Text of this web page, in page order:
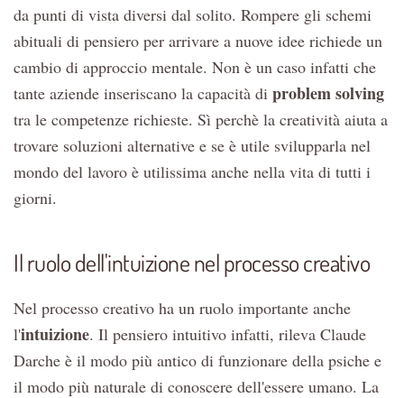
da punti di vista diversi dal solito. Rompere gli schemi
abituali di pensiero per arrivare a nuove idee richiede un
cambio di approccio mentale. Non è un caso infatti che
tante aziende inseriscano la capacità di problem solving
tra le competenze richieste. Sì perchè la creatività aiuta a
trovare soluzioni alternative e se è utile svilupparla nel
mondo del lavoro è utilissima anche nella vita di tutti i
giorni.
Il ruolo dell'intuizione nel processo creativo
Nel processo creativo ha un ruolo importante anche
l'intuizione. Il pensiero intuitivo infatti, rileva Claude
Darche è il modo più antico di funzionare della psiche e
il modo più naturale di conoscere dell'essere umano. La